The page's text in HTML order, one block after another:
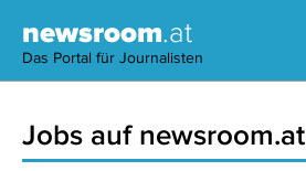
newsroom.at
Das Portal für Journalisten
Jobs auf newsroom.at